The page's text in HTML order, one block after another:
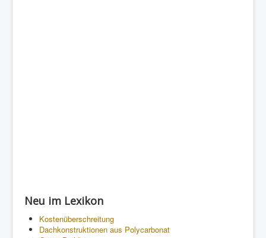
Neu im Lexikon
Kostenüberschreitung
Dachkonstruktionen aus Polycarbonat